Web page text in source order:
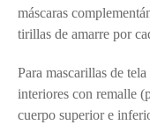
máscaras
tirillas de amarre por
Para mascarillas de
interiores con remalle
cuerpo superior e